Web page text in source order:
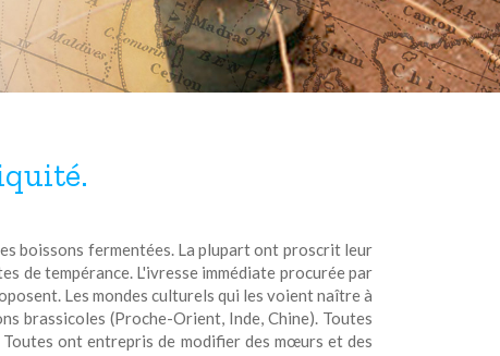
boissons fermentées. La plupart ont proscrit leur
de tempérance. L'ivresse immédiate procurée par
Les mondes culturels qui les voient naître à
brassicoles (Proche-Orient, Inde, Chine). Toutes
ont entrepris de modifier des mœurs et des